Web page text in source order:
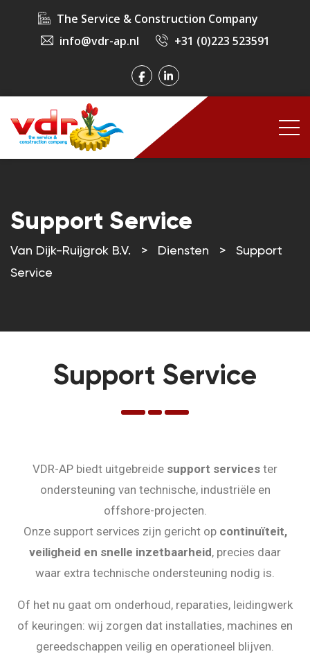
The Service & Construction Company
info@vdr-ap.nl
+31 (0)223 523591
Support Service
Van Dijk-Ruijgrok B.V. > Diensten >
Support
Service
Support Service
VDR-AP biedt uitgebreide support services ter
ondersteuning van technische, industriële en
offshore-projecten.
Onze support services zijn gericht op continuïteit,
veiligheid en snelle inzetbaarheid, precies daar
waar extra technische ondersteuning nodig is.
Of het nu gaat om onderhoud, reparaties, leidingwerk
of keuringen: wij zorgen dat installaties, machines en
gereedschappen veilig en operationeel blijven.